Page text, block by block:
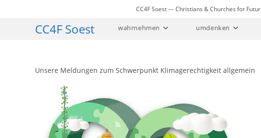
CC4F Soest --- Christians & Churches for
CC4F Soest wahrnehmen umdenken
Unsere Meldungen zum Schwerpunkt Klimagerechtigkeit allgemein